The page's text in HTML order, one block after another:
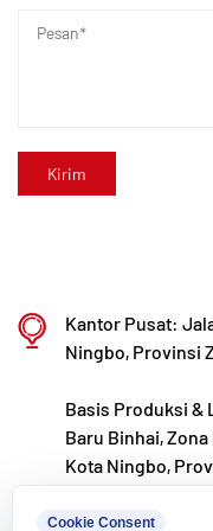
inovasi produk dan
tujuan menjadi
polimer.Kantor Pusat:
Ningbo, Provinsi
Basis Produksi &
Baru Binhai,
Kota Ningbo,
kxpv@kxpv.com
Cookie Consent